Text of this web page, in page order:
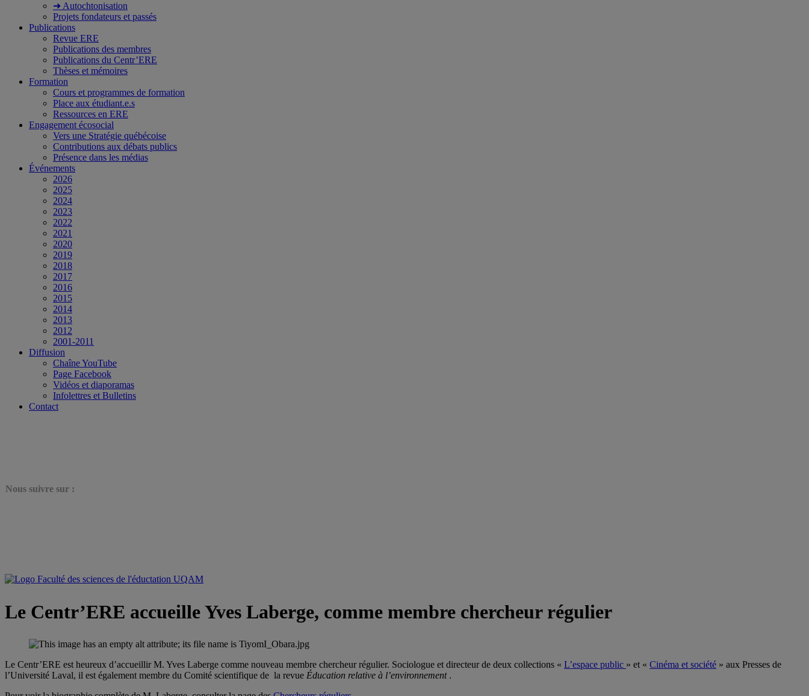
➜ Autochtonisation
Projets fondateurs et passés
Publications
Revue ERE
Publications des membres
Publications du Centr’ERE
Thèses et mémoires
Formation
Cours et programmes de formation
Place aux étudiant.e.s
Ressources en ERE
Engagement écosocial
Vers une Stratégie québécoise
Contributions aux débats publics
Présence dans les médias
Événements
2026
2025
2024
2023
2022
2021
2020
2019
2018
2017
2016
2015
2014
2013
2012
2001-2011
Diffusion
Chaîne YouTube
Page Facebook
Vidéos et diaporamas
Infolettres et Bulletins
Contact
Nous suivre sur :
Le Centr’ERE accueille Yves Laberge, comme membre chercheur régulier
Le Centr’ERE est heureux d’accueillir M. Yves Laberge comme nouveau membre chercheur régulier. Sociologue et directeur de deux collections « L’espace public » et « Cinéma et société » aux Presses de
l’Université Laval, il est également membre du Comité scientifique de la revue Éducation relative à l’environnement.